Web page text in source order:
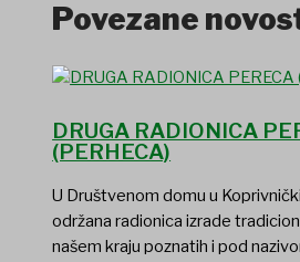
Povezane
DRUGA RADIONICA
(PERHECA)
U Društvenom domu u
održana radionica izrade
našem kraju poznatih i pod